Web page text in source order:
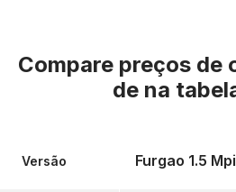
Compare preços de
de na
Versão Furgao 1.5